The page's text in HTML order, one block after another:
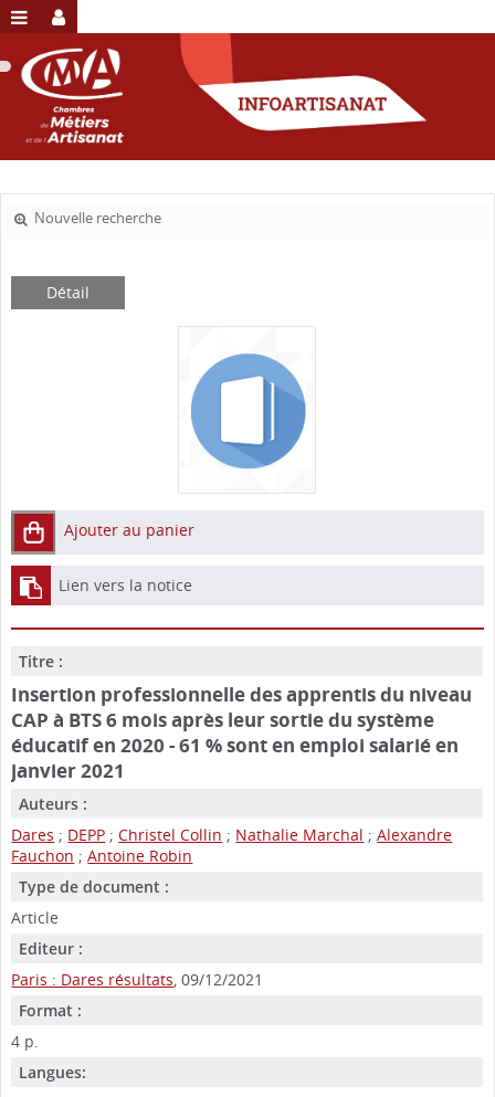
Nouvelle recherche
Détail
Ajouter au panier
Lien vers la notice
Titre :
Insertion professionnelle des apprentis du niveau
CAP à BTS 6 mois après leur sortie du système
éducatif en 2020 - 61 % sont en emploi salarié en
janvier 2021
Auteurs :
Dares ; DEPP ;Christel Collin ; Nathalie Marchal ;Alexandre
Fauchon ;Antoine Robin
Type de document :
Article
Editeur :
Paris : Dares résultats, 09/12/2021
Format :
4 p.
Langues: